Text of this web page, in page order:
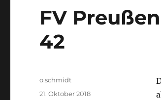
FV
42
Autor
o.schmidt
Veröffentlicht
21. Oktober 2018